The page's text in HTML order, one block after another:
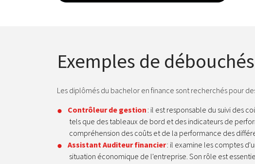
Exemples de
Les diplômés du bachelor en finance sont recherchés pour
Contrôleur de gestion : il est responsable du suivi des
tels que des tableaux de bord et des indicateurs de
compréhension des coûts et de la performance des
Assistant Auditeur financier: il examine les comptes
situation économique de l'entreprise. Son rôle est